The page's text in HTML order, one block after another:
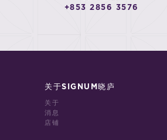
+853 2856 3576
关于SIGNUM晓庐
关于
消息
店铺